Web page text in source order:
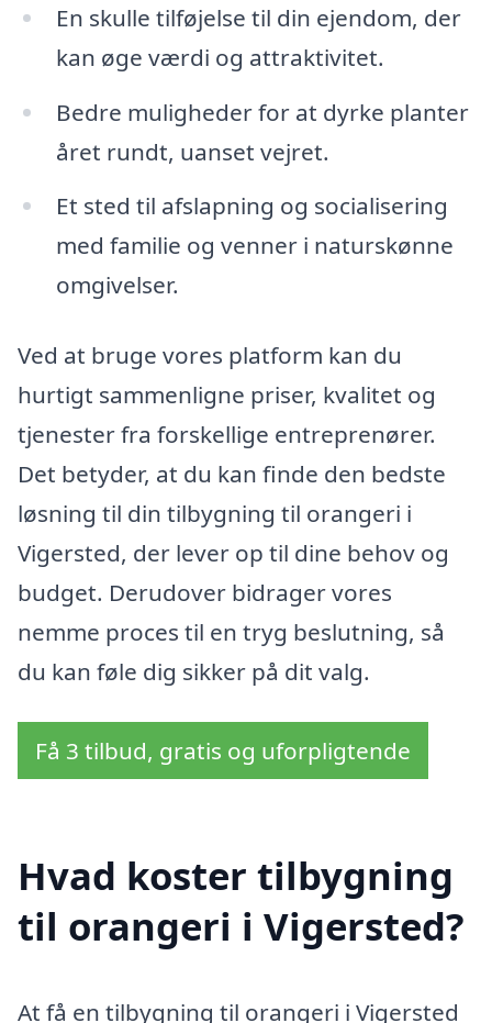
En skulle tilføjelse til din ejendom, der
kan øge værdi og attraktivitet.
Bedre muligheder for at dyrke planter
året rundt, uanset vejret.
Et sted til afslapning og socialisering
med familie og venner i naturskønne
omgivelser.
Ved at bruge vores platform kan du
hurtigt sammenligne priser, kvalitet og
tjenester fra forskellige entreprenører.
Det betyder, at du kan finde den bedste
løsning til din tilbygning til orangeri i
Vigersted, der lever op til dine behov og
budget. Derudover bidrager vores
nemme proces til en tryg beslutning, så
du kan føle dig sikker på dit valg.
Få 3 tilbud, gratis og uforpligtende
Hvad koster tilbygning
til orangeri i Vigersted?
At få en tilbygning til orangeri i Vigersted